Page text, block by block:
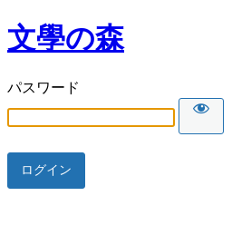
文學の森
パスワード